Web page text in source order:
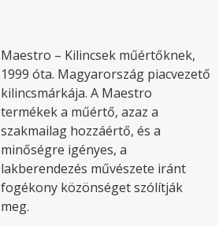
Maestro – Kilincsek műértőknek,
1999 óta. Magyarország piacvezető
kilincsmárkája. A Maestro
termékek a műértő, azaz a
szakmailag hozzáértő, és a
minőségre igényes, a
lakberendezés művészete iránt
fogékony közönséget szólítják
meg.